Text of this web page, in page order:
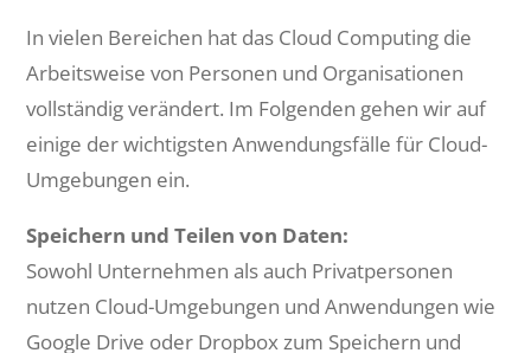
In vielen Bereichen hat das Cloud Computing die
Arbeitsweise von Personen und Organisationen
vollständig verändert. Im Folgenden gehen wir auf
einige der wichtigsten Anwendungsfälle für Cloud-
Umgebungen ein.
Speichern und Teilen von Daten:
Sowohl Unternehmen als auch Privatpersonen
nutzen Cloud-Umgebungen und Anwendungen wie
Google Drive oder Dropbox zum Speichern und